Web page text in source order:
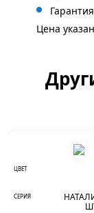
Цена
ЦВЕТ
СЕРИЯ